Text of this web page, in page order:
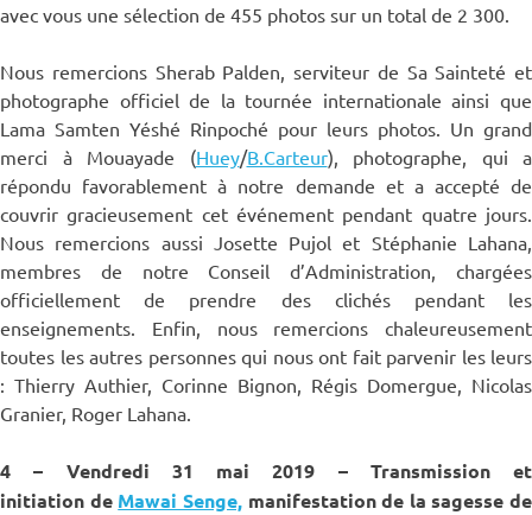
avec vous une sélection de 455 photos sur un total de 2 300.
Nous remercions Sherab Palden, serviteur de Sa Sainteté et
photographe officiel de la tournée internationale ainsi que
Lama Samten Yéshé Rinpoché pour leurs photos. Un grand
merci à Mouayade (Huey/B.Carteur), photographe, qui a
répondu favorablement à notre demande et a accepté de
couvrir gracieusement cet événement pendant quatre jours.
Nous remercions aussi Josette Pujol et Stéphanie Lahana,
membres de notre Conseil d’Administration, chargées
officiellement de prendre des clichés pendant les
enseignements. Enfin, nous remercions chaleureusement
toutes les autres personnes qui nous ont fait parvenir les leurs
: Thierry Authier, Corinne Bignon, Régis Domergue, Nicolas
Granier, Roger Lahana.
4 – Vendredi 31 mai 2019 – Transmission et
initiation de Mawai Senge,manifestation de la sagesse de